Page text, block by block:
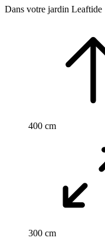
Dans votre jardin Leaftide
400 cm
300 cm